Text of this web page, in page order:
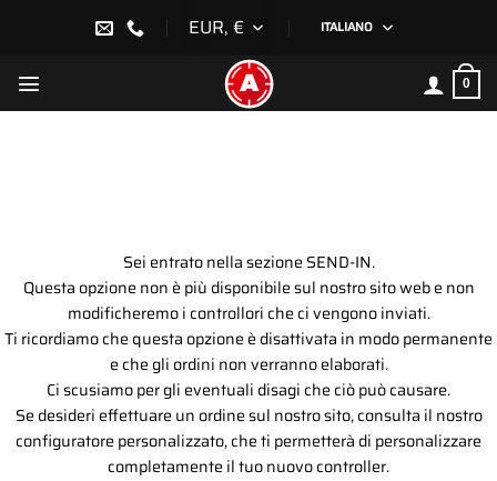
EUR, € ITALIANO
0
Sei entrato nella sezione SEND-IN.
Questa opzione non è più disponibile sul nostro sito web e non
modificheremo i controllori che ci vengono inviati.
Ti ricordiamo che questa opzione è disattivata in modo permanente
e che gli ordini non verranno elaborati.
Ci scusiamo per gli eventuali disagi che ciò può causare.
Se desideri effettuare un ordine sul nostro sito, consulta il nostro
configuratore personalizzato, che ti permetterà di personalizzare
completamente il tuo nuovo controller.